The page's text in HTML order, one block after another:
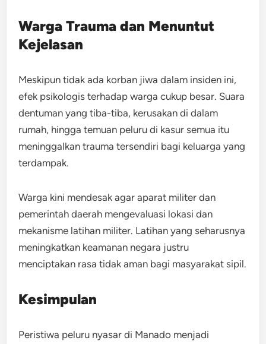
Warga Trauma dan Menuntut
Kejelasan
Meskipun tidak ada korban jiwa dalam insiden ini,
efek psikologis terhadap warga cukup besar. Suara
dentuman yang tiba-tiba, kerusakan di dalam
rumah, hingga temuan peluru di kasur semua itu
meninggalkan trauma tersendiri bagi keluarga yang
terdampak.
Warga kini mendesak agar aparat militer dan
pemerintah daerah mengevaluasi lokasi dan
mekanisme latihan militer. Latihan yang seharusnya
meningkatkan keamanan negara justru
menciptakan rasa tidak aman bagi masyarakat sipil.
Kesimpulan
Peristiwa peluru nyasar di Manado menjadi